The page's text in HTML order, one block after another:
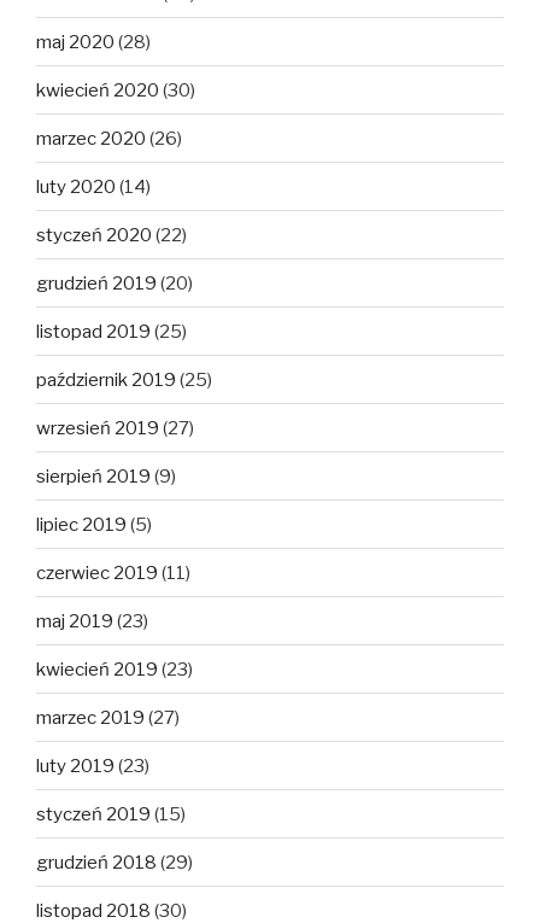
maj 2020 (28)
kwiecień 2020 (30)
marzec 2020 (26)
luty 2020 (14)
styczeń 2020 (22)
grudzień 2019 (20)
listopad 2019 (25)
październik 2019 (25)
wrzesień 2019 (27)
sierpień 2019 (9)
lipiec 2019 (5)
czerwiec 2019 (11)
maj 2019 (23)
kwiecień 2019 (23)
marzec 2019 (27)
luty 2019 (23)
styczeń 2019 (15)
grudzień 2018 (29)
listopad 2018 (30)